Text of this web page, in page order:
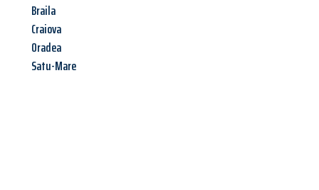
Braila
Craiova
Oradea
Satu-Mare